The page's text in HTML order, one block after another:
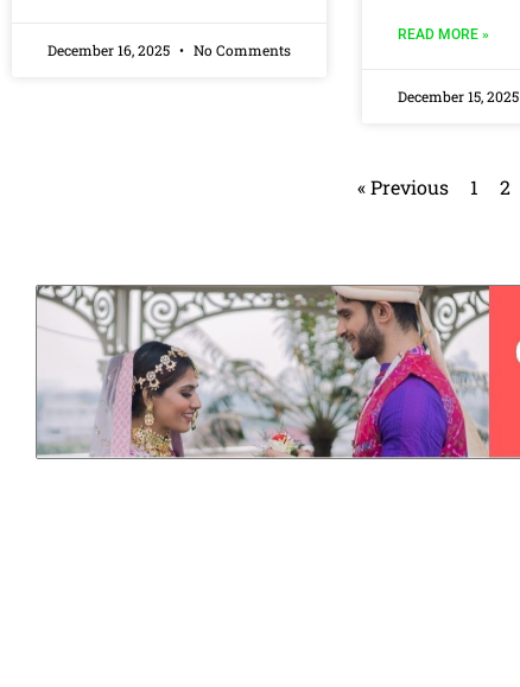
December 16, 2025 No Comments
READ MORE »
December 15, 2025
« Previous 1 2